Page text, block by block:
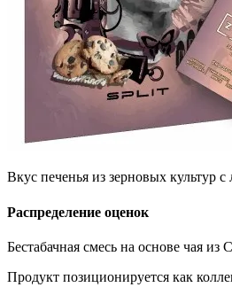
Вкус печенья из зерновых культур
Распределение оценок
Бестабачная смесь на основе чая
Продукт позиционируется как